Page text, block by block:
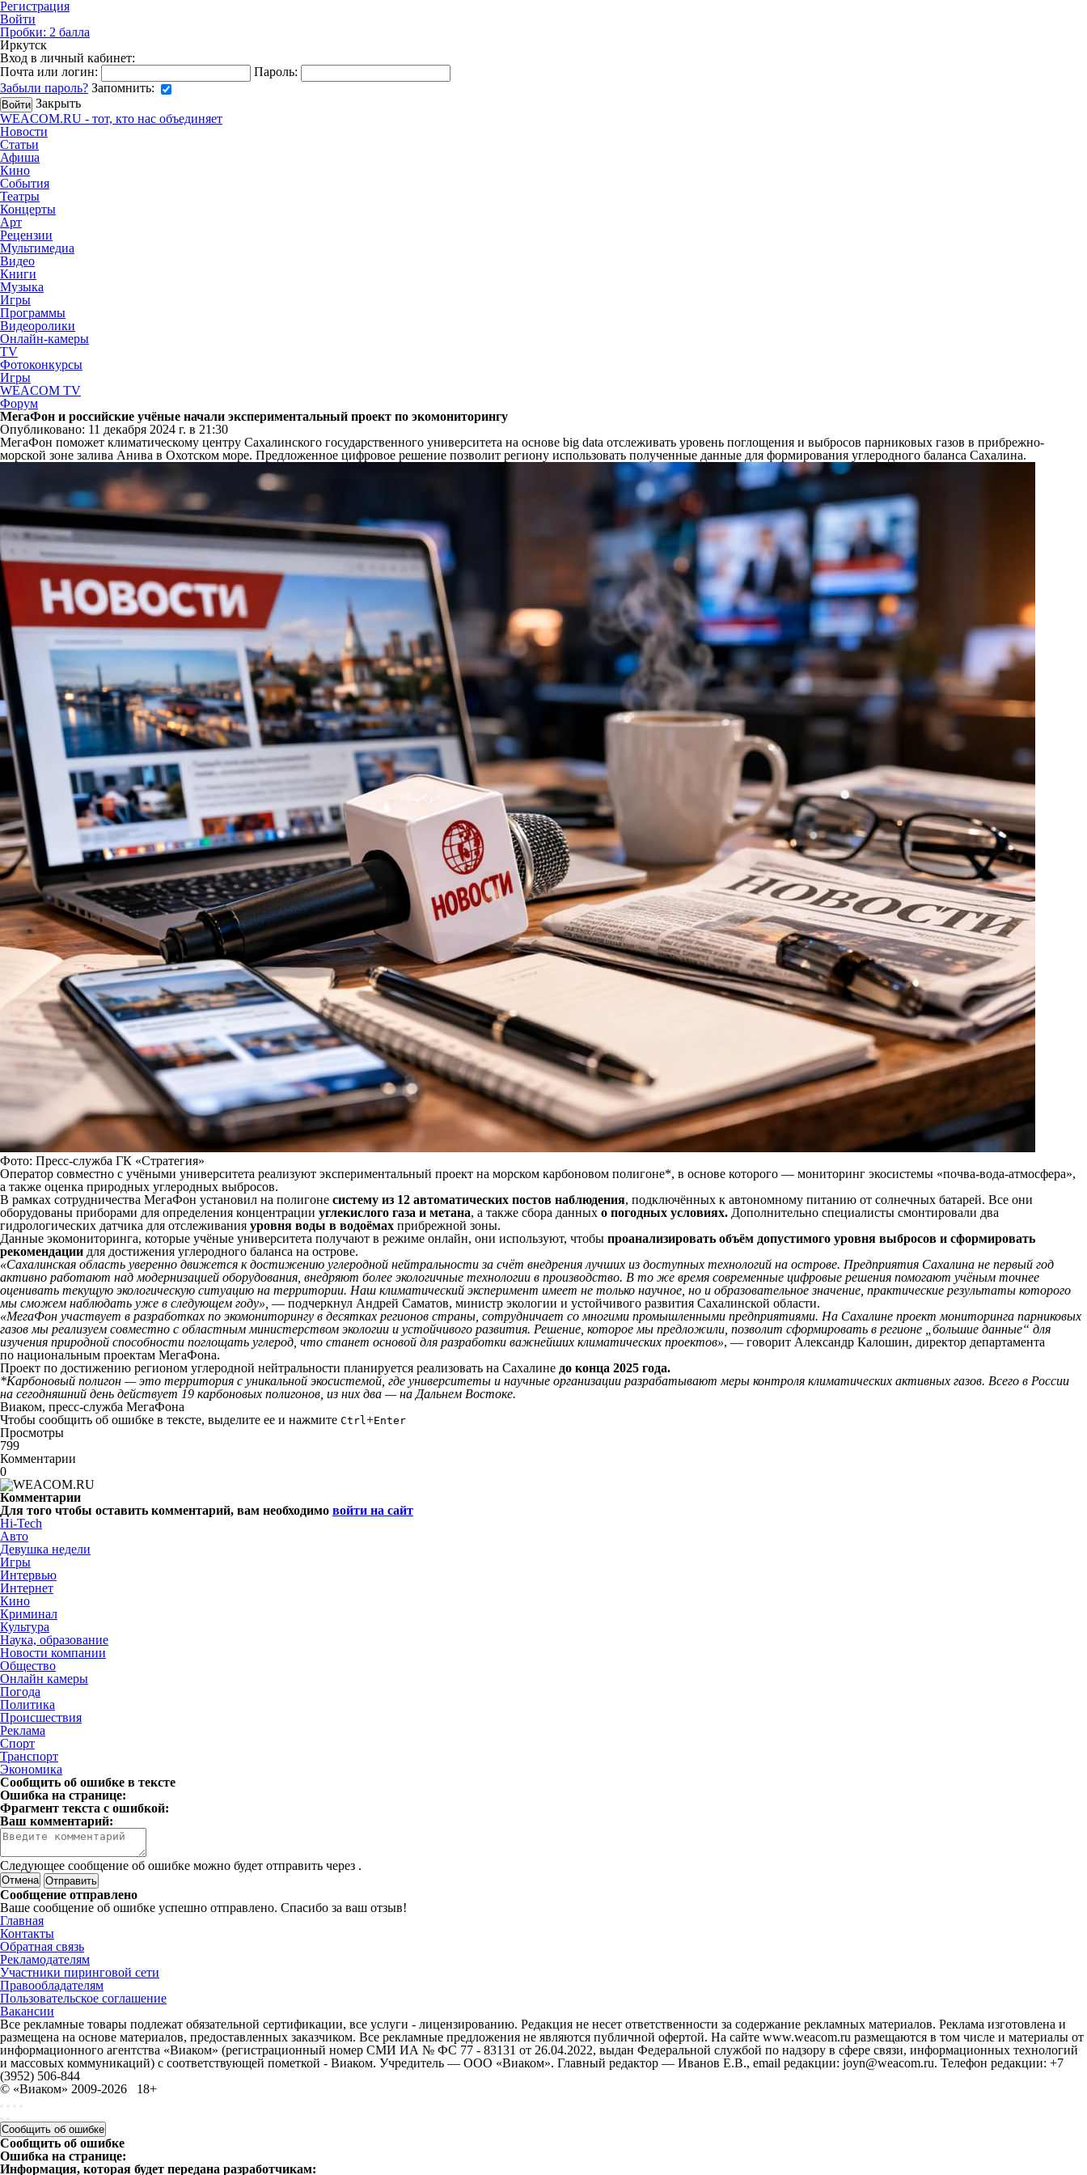
Регистрация
Войти
Пробки: 2 балла
Иркутск
Вход в личный кабинет:
Почта или логин:
Пароль:
Забыли пароль? Запомнить:
Закрыть
WEACOM.RU - тот, кто нас объединяет
Новости
Статьи
Афиша
Кино
События
Театры
Концерты
Арт
Рецензии
Мультимедиа
Видео
Книги
Музыка
Игры
Программы
Видеоролики
Онлайн-камеры
TV
Фотоконкурсы
Игры
WEACOM TV
Форум
МегаФон и российские учёные начали экспериментальный проект по экомониторингу
Опубликовано: 11 декабря 2024 г. в 21:30
МегаФон поможет климатическому центру Сахалинского государственного университета на основе big data отслеживать уровень поглощения и выбросов парниковых газов в прибрежно-
морской зоне залива Анива в Охотском море. Предложенное цифровое решение позволит региону использовать полученные данные для формирования углеродного баланса Сахалина.
Фото: Пресс-служба ГК «Стратегия»
Оператор совместно с учёными университета реализуют экспериментальный проект на морском карбоновом полигоне*, в основе которого — мониторинг экосистемы «почва-вода-атмосфера»,
а также оценка природных углеродных выбросов.
В рамках сотрудничества МегаФон установил на полигоне систему из 12 автоматических постов наблюдения, подключённых к автономному питанию от солнечных батарей. Все они
оборудованы приборами для определения концентрации углекислого газа и метана, а также сбора данных о погодных условиях. Дополнительно специалисты смонтировали два
гидрологических датчика для отслеживания уровня воды в водоёмах прибрежной зоны.
Данные экомониторинга, которые учёные университета получают в режиме онлайн, они используют, чтобы проанализировать объём допустимого уровня выбросов и сформировать
рекомендации для достижения углеродного баланса на острове.
«Сахалинская область уверенно движется к достижению углеродной нейтральности за счёт внедрения лучших из доступных технологий на острове. Предприятия Сахалина не первый год
активно работают над модернизацией оборудования, внедряют более экологичные технологии в производство. В то же время современные цифровые решения помогают учёным точнее
оценивать текущую экологическую ситуацию на территории. Наш климатический эксперимент имеет не только научное, но и образовательное значение, практические результаты которого
мы сможем наблюдать уже в следующем году», — подчеркнул Андрей Саматов, министр экологии и устойчивого развития Сахалинской области.
«МегаФон участвует в разработках по экомониторингу в десятках регионов страны, сотрудничает со многими промышленными предприятиями. На Сахалине проект мониторинга парниковых
газов мы реализуем совместно с областным министерством экологии и устойчивого развития. Решение, которое мы предложили, позволит сформировать в регионе „большие данные“ для
изучения природной способности поглощать углерод, что станет основой для разработки важнейших климатических проектов», — говорит Александр Калошин, директор департамента
по национальным проектам МегаФона.
Проект по достижению регионом углеродной нейтральности планируется реализовать на Сахалине до конца 2025 года.
*Карбоновый полигон — это территория с уникальной экосистемой, где университеты и научные организации разрабатывают меры контроля климатических активных газов. Всего в России
на сегодняшний день действует 19 карбоновых полигонов, из них два — на Дальнем Востоке.
Виаком, пресс-служба МегаФона
Чтобы сообщить об ошибке в тексте, выделите ее и нажмите Ctrl+Enter
Просмотры
799
Комментарии
0
Комментарии
Для того чтобы оставить комментарий, вам необходимо войти на сайт
Hi-Tech
Авто
Девушка недели
Игры
Интервью
Интернет
Кино
Криминал
Культура
Наука, образование
Новости компании
Общество
Онлайн камеры
Погода
Политика
Происшествия
Реклама
Спорт
Транспорт
Экономика
Сообщить об ошибке в тексте
Ошибка на странице:
Фрагмент текста с ошибкой:
Ваш комментарий:
Следующее сообщение об ошибке можно будет отправить через .
Отмена
Сообщение отправлено
Ваше сообщение об ошибке успешно отправлено. Спасибо за ваш отзыв!
Главная
Контакты
Обратная связь
Рекламодателям
Участники пиринговой сети
Правообладателям
Пользовательское соглашение
Вакансии
Все рекламные товары подлежат обязательной сертификации, все услуги - лицензированию. Редакция не несет ответственности за содержание рекламных материалов. Реклама изготовлена и
размещена на основе материалов, предоставленных заказчиком. Все рекламные предложения не являются публичной офертой. На сайте www.weacom.ru размещаются в том числе и материалы от
информационного агентства «Виаком» (регистрационный номер СМИ ИА № ФС 77 - 83131 от 26.04.2022, выдан Федеральной службой по надзору в сфере связи, информационных технологий
и массовых коммуникаций) с соответствующей пометкой - Виаком. Учредитель — ООО «Виаком». Главный редактор — Иванов Е.В., email редакции: joyn@weacom.ru. Телефон редакции: +7
(3952) 506-844
© «Виаком» 2009-2026 18+
Сообщить об ошибке
Сообщить об ошибке
Ошибка на странице:
Информация, которая будет передана разработчикам: